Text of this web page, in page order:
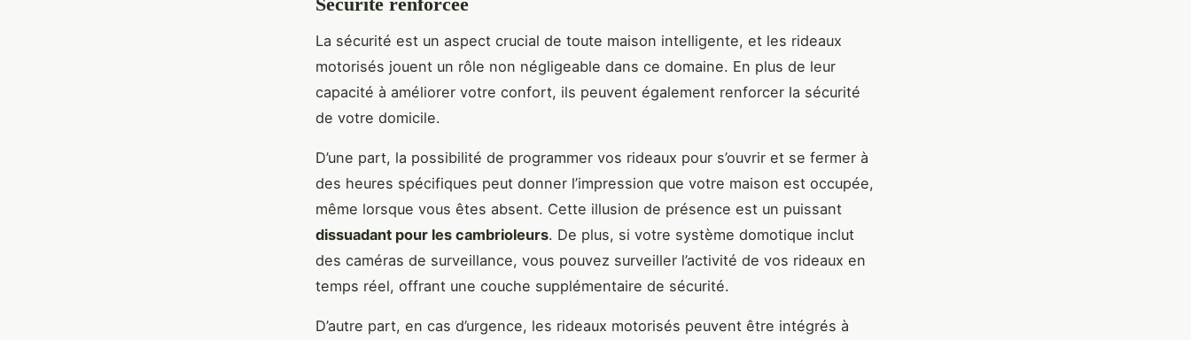
La sécurité est un aspect crucial de toute maison intelligente, et les rideaux
motorisés jouent un rôle non négligeable dans ce domaine. En plus de leur
capacité à améliorer votre confort, ils peuvent également renforcer la sécurité
de votre domicile.
D’une part, la possibilité de programmer vos rideaux pour s’ouvrir et se fermer à
des heures spécifiques peut donner l’impression que votre maison est occupée,
même lorsque vous êtes absent. Cette illusion de présence est un puissant
dissuadant pour les cambrioleurs. De plus, si votre système domotique inclut
des caméras de surveillance, vous pouvez surveiller l’activité de vos rideaux en
temps réel, offrant une couche supplémentaire de sécurité.
D’autre part, en cas d’urgence, les rideaux motorisés peuvent être intégrés à